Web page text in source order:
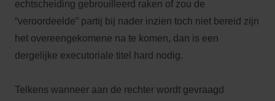
echtscheiding gebrouilleerd raken of zou de
“veroordeelde” partij bij nader inzien toch niet bereid zijn
het overeengekomene na te komen, dan is een
dergelijke executoriale titel hard nodig.
Telkens wanneer aan de rechter wordt gevraagd